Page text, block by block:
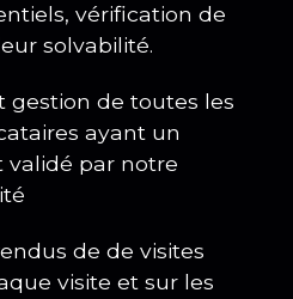
vérification de
solvabilité.
gestion de toutes les
ayant un
validé par notre
de de visites
visite et sur les